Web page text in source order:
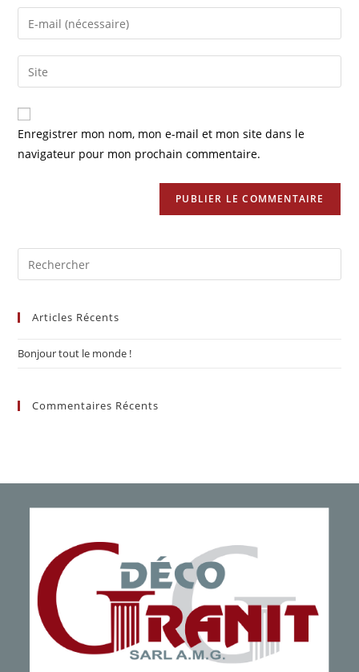
name
comment
Enter
your
email
address
comment
Saisir
l’URL
de
votre
(facultatif)
Enregistrer mon nom, mon e-mail et mon site dans le
navigateur pour mon prochain commentaire.
Articles Récents
Bonjour tout le monde !
Commentaires Récents